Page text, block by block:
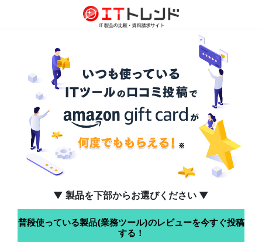
▼ 製品を下部からお選びください ▼
普段使っている製品(業務ツール)のレビューを今すぐ投稿
する！